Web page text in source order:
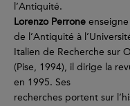
l’Antiquité.
Lorenzo Perrone
de l’Antiquité à
Italien de Recherche sur
(Pise, 1994), il dirige la
en 1995. Ses
recherches portent sur